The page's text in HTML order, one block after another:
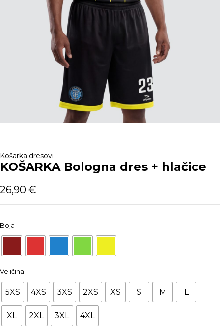
Košarka dresovi
KOŠARKA Bologna dres + hlačice
26,90 €
Boja
Veličina
5XS 4XS 3XS 2XS XS S M L
XL 2XL 3XL 4XL